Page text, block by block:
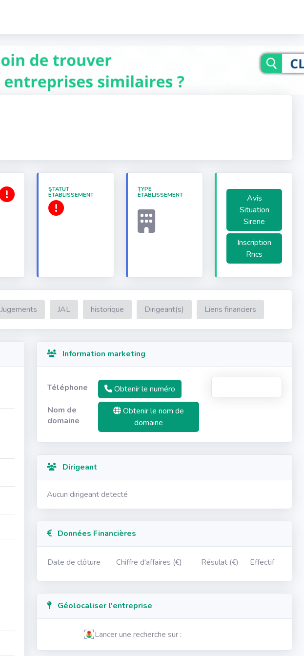
STATUT
ÉTABLISSEMENT
TYPE
ÉTABLISSEMENT
Avis
Situation
Sirene
Inscription
Rncs
Jugements JAL historique Dirigeant(s) Liens financiers
Information marketing
Téléphone
Obtenir le numéro
Nom de
domaine
Obtenir le nom de
domaine
Dirigeant
Aucun dirigeant detecté
Données Financières
Date de clôture Chiffre d'affaires (€) Résulat (€) Effectif
Géolocaliser l'entreprise
Lancer une recherche sur :